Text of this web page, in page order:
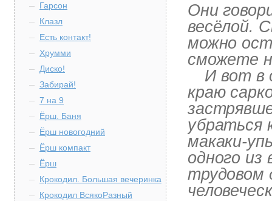
Гарсон
Клазл
Есть контакт!
Хрумми
Диско!
Забирай!
7 на 9
Ёрш. Баня
Ёрш новогодний
Ёрш компакт
Ёрш
Крокодил. Большая вечеринка
Крокодил ВсякоРазный
Они
весёлой.
можно
сможете
И вот в
краю
убраться
макаки-
одного из
трудовом